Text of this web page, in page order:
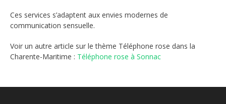
Ces services s’adaptent aux envies modernes de
communication sensuelle.
Voir un autre article sur le thème Téléphone rose dans la
Charente-Maritime : Téléphone rose à Sonnac